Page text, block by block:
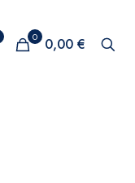
0 0,00 €